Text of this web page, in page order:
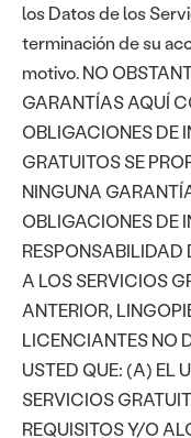
los Datos de los
terminación de su
motivo. NO
GARANTÍAS AQUÍ
OBLIGACIONES DE
GRATUITOS SE
NINGUNA
OBLIGACIONES DE
RESPONSABILIDAD
A LOS SERVICIOS
ANTERIOR,
LICENCIANTES NO
USTED QUE: (A) EL
SERVICIOS
REQUISITOS Y/O